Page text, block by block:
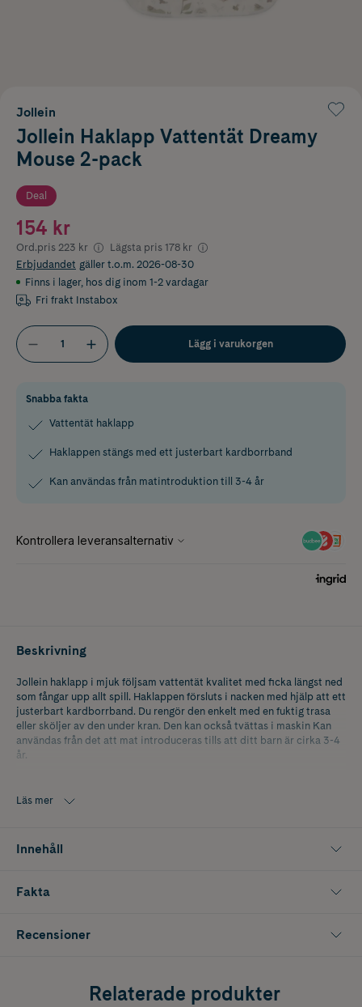
Jollein
Jollein Haklapp Vattentät Dreamy
Mouse 2-pack
Deal
154 kr
Ord.pris 223 kr Lägsta pris 178 kr
Erbjudandet gäller t.o.m. 2026-08-30
Finns i lager, hos dig inom 1-2 vardagar
Fri frakt Instabox
Lägg i varukorgen
Snabba fakta
Vattentät haklapp
Haklappen stängs med ett justerbart kardborrband
Kan användas från matintroduktion till 3-4 år
Beskrivning
Jollein haklapp i mjuk följsam vattentät kvalitet med ficka längst ned
som fångar upp allt spill. Haklappen försluts i nacken med hjälp att ett
justerbart kardborrband. Du rengör den enkelt med en fuktig trasa
eller sköljer av den under kran. Den kan också tvättas i maskin Kan
användas från det att mat introduceras tills att ditt barn är cirka 3-4
år.
Läs mer
Innehåll
Fakta
Recensioner
Relaterade produkter